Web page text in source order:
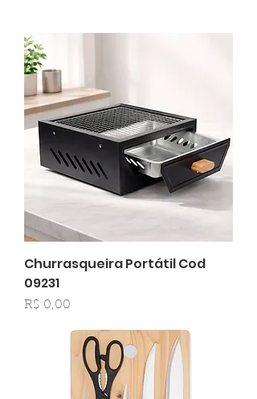
Churrasqueira Portátil Cod
09231
Preço
R$ 0,00